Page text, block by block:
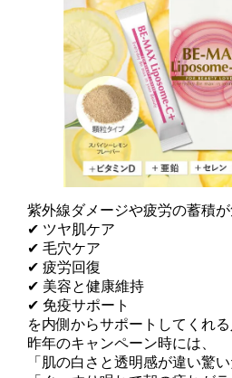
紫外線ダメージや疲労の蓄積が
✔ ツヤ肌ケア
✔ 毛穴ケア
✔ 疲労回復
✔ 美容と健康維持
✔ 免疫サポート
を内側からサポートしてくれる
昨年のキャンペーン時には、
「肌の白さと透明感が違い驚い